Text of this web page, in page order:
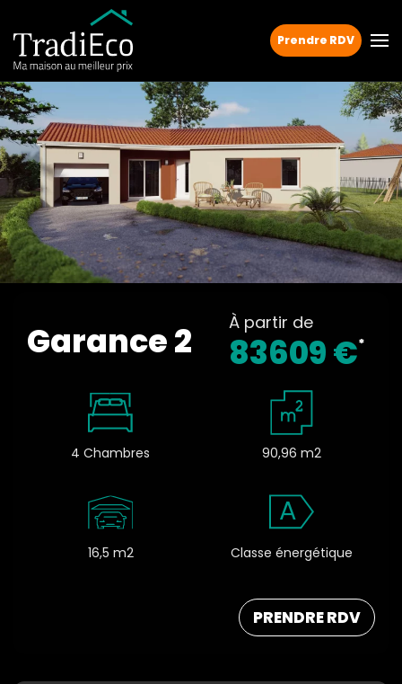
Prendre RDV
Garance 2 À partir de
83609 €*
4 Chambres 90,96 m2
16,5 m2
A
Classe énergétique
PRENDRE RDV